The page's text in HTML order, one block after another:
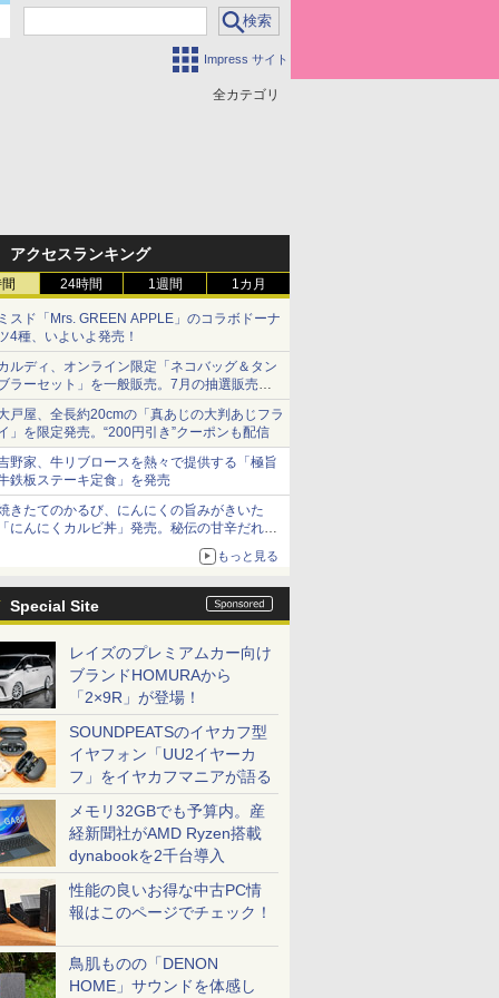
Impress サイト
全カテゴリ
アクセスランキング
24時間 1週間 1カ月
スド「Mrs. GREEN APPLE」のコラボドーナ
4種、いよいよ発売！
ルディ、オンライン限定「ネコバッグ＆タン
ラーセット」を一般販売。7月の抽選販売の
選無効分
戸屋、全長約20cmの「真あじの大判あじフラ
」を限定発売。“200円引き”クーポンも配信
野家、牛リブロースを熱々で提供する「極旨
鉄板ステーキ定食」を発売
きたてのかるび、にんにくの旨みがきいた
にんにくカルビ丼」発売。秘伝の甘辛だれを
もっと見る
Special Site
レイズのプレミアムカー向け
ブランドHOMURAから
「2×9R」が登場！
SOUNDPEATSのイヤカフ型
イヤフォン「UU2イヤーカ
フ」をイヤカフマニアが語る
メモリ32GBでも予算内。産
経新聞社がAMD Ryzen搭載
dynabookを2千台導入
性能の良いお得な中古PC情
報はこのページでチェック！
鳥肌ものの「DENON
HOME」サウンドを体感し